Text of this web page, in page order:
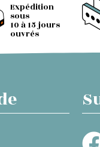
Expédition
sous
10 à 15 jours
ouvrés